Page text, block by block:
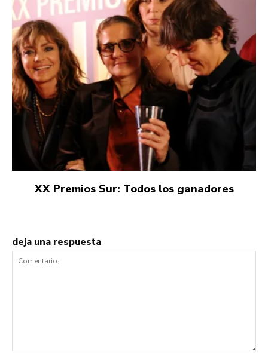
XX Premios Sur: Todos los ganadores
deja una respuesta